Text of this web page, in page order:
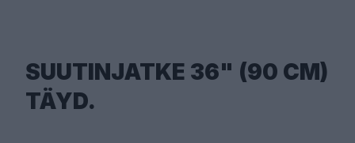
SUUTINJATKE 36" (90 CM)
TÄYD.